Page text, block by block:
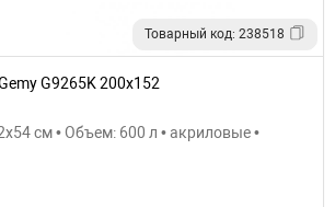
Товарный код: 238518
G9265K 200х152
см • Объем: 600 л • акриловые •